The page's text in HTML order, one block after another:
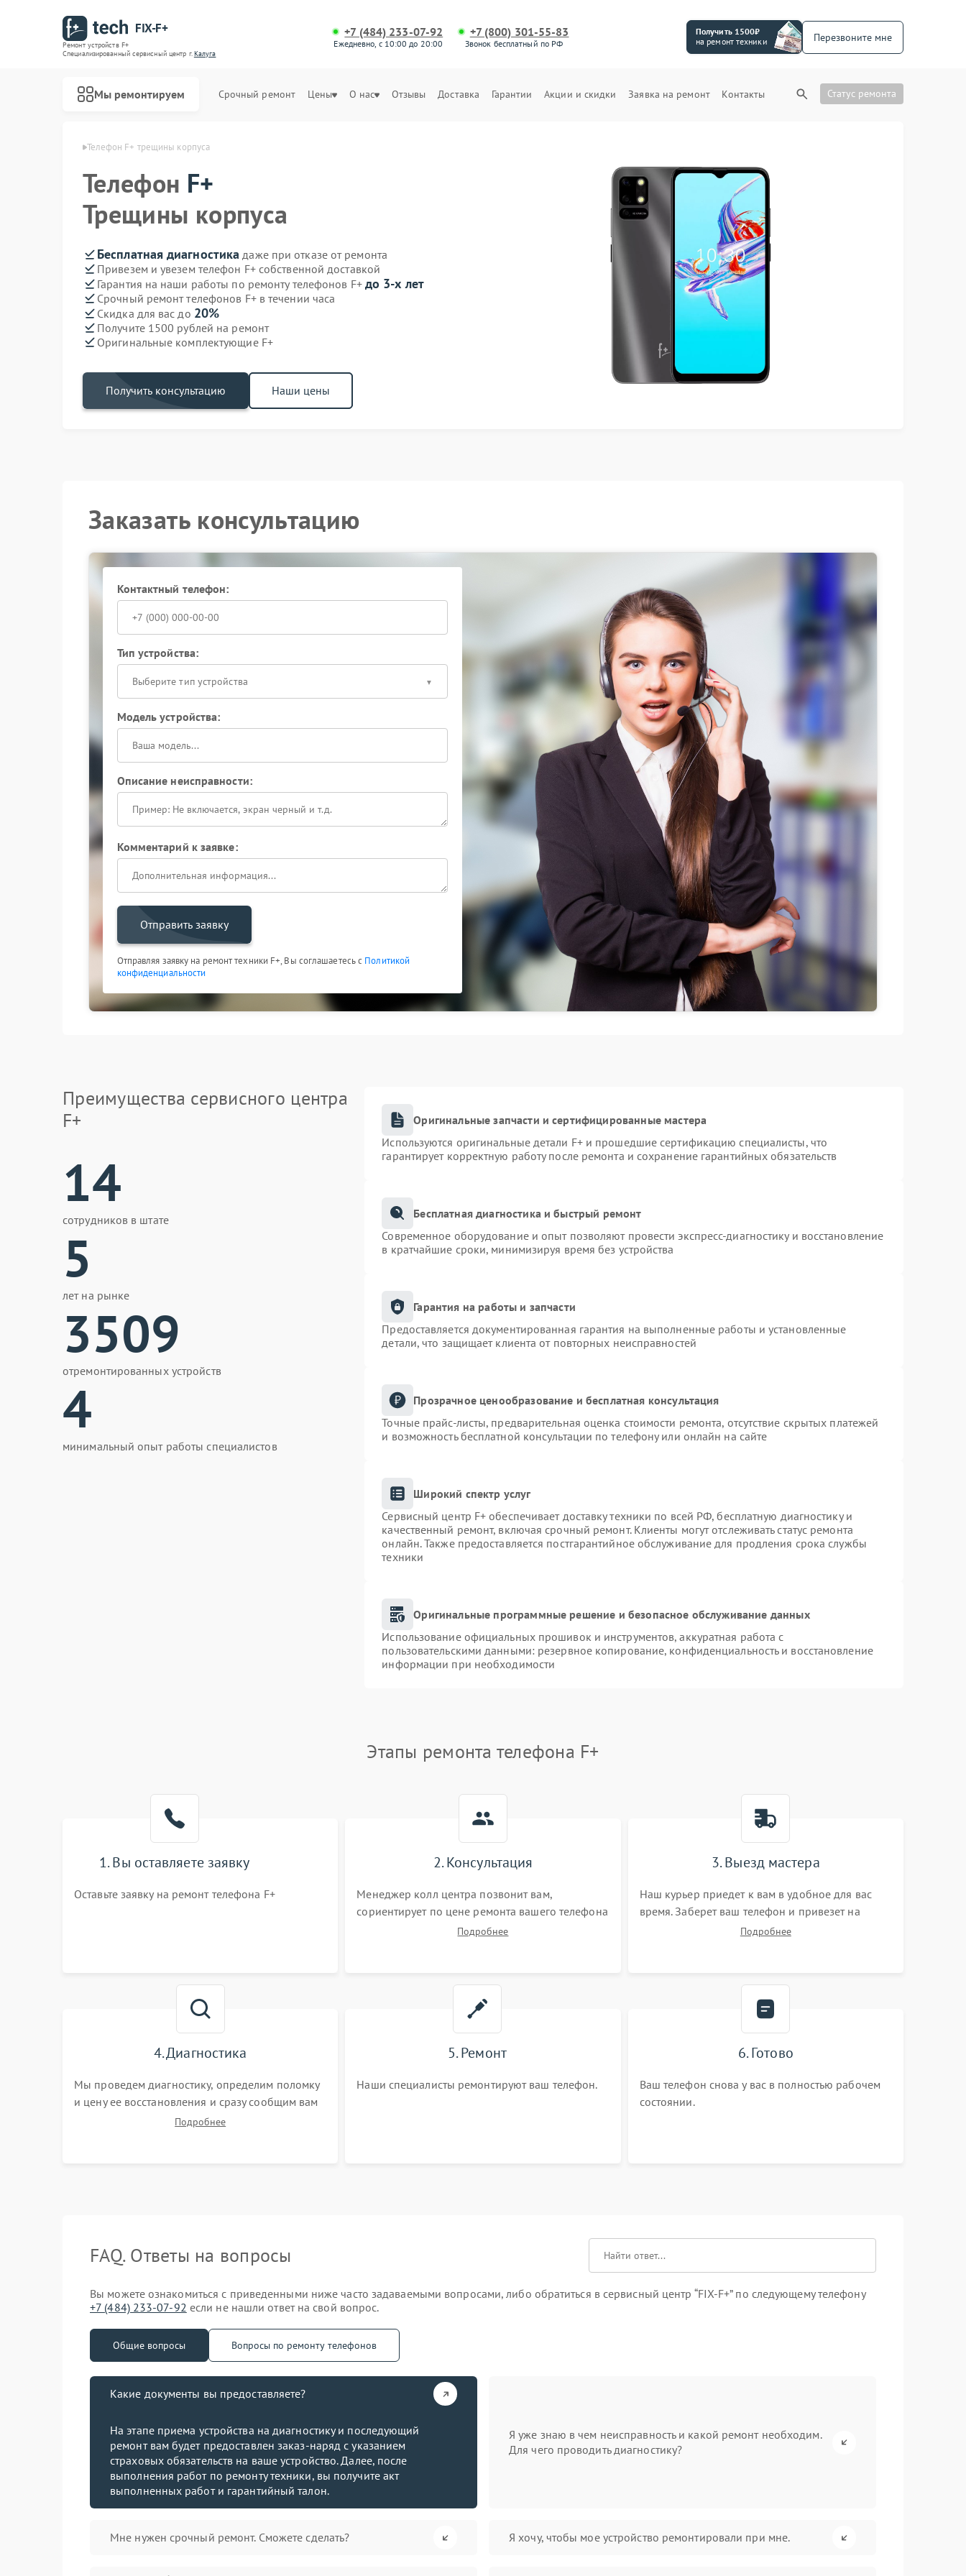
FIX-F+
Ремонт устройств F+
Специализированный cервисный центр г.Калуга
+7 (484) 233-07-92
Ежедневно, с 10:00 до 20:00
+7 (800) 301-55-83
Звонок бесплатный по РФ
Получить 1500₽
на ремонт техники
Перезвоните мне
Мы ремонтируем Срочный ремонт Цены О нас Отзывы Доставка Гарантии Акции и скидки Заявка на ремонт Контакты Статус ремонта
Телефон F+ трещины корпуса
Телефон F+
Трещины корпуса
Бесплатная диагностика даже при отказе от ремонта
Привезем и увезем телефон F+ собственной доставкой
Гарантия на наши работы по ремонту телефонов F+ до 3-х лет
Срочный ремонт телефонов F+ в течении часа
Скидка для вас до 20%
Получите 1500 рублей на ремонт
Оригинальные комплектующие F+
Получить консультацию Наши цены
Заказать консультацию
Контактный телефон:
Тип устройства:
Выберите тип устройства
Модель устройства:
Описание неисправности:
Комментарий к заявке:
Отправить заявку
Отправляя заявку на ремонт техники F+, Вы соглашаетесь с Политикой
конфиденциальности
Преимущества сервисного центра
F+
14
сотрудников в штате
5
лет на рынке
3509
отремонтированных устройств
4
минимальный опыт работы специалистов
Оригинальные запчасти и сертифицированные мастера
Используются оригинальные детали F+ и прошедшие сертификацию специалисты, что
гарантирует корректную работу после ремонта и сохранение гарантийных обязательств
Бесплатная диагностика и быстрый ремонт
Современное оборудование и опыт позволяют провести экспресс-диагностику и восстановление
в кратчайшие сроки, минимизируя время без устройства
Гарантия на работы и запчасти
Предоставляется документированная гарантия на выполненные работы и установленные
детали, что защищает клиента от повторных неисправностей
Прозрачное ценообразование и бесплатная консультация
Точные прайс-листы, предварительная оценка стоимости ремонта, отсутствие скрытых платежей
и возможность бесплатной консультации по телефону или онлайн на сайте
Широкий спектр услуг
Сервисный центр F+ обеспечивает доставку техники по всей РФ, бесплатную диагностику и
качественный ремонт, включая срочный ремонт. Клиенты могут отслеживать статус ремонта
онлайн. Также предоставляется постгарантийное обслуживание для продления срока службы
техники
Оригинальные программные решение и безопасное обслуживание данных
Использование официальных прошивок и инструментов, аккуратная работа с
пользовательскими данными: резервное копирование, конфиденциальность и восстановление
информации при необходимости
Этапы ремонта телефона F+
1. Вы оставляете заявку
Оставьте заявку на ремонт телефона F+
2. Консультация
Менеджер колл центра позвонит вам,
сориентирует по цене ремонта вашего телефона
а также ответит на все ваши вопросы.
Подробнее
3. Выезд мастера
Наш курьер приедет к вам в удобное для вас
время. Заберет ваш телефон и привезет на
склад для диагностики.Подробнее
4. Диагностика
Мы проведем диагностику, определим поломку
и цену ее восстановления и сразу сообщим вам
о сроках ее ремонта.Подробнее
5. Ремонт
Наши специалисты ремонтируют ваш телефон.
6. Готово
Ваш телефон снова у вас в полностью рабочем
состоянии.
FAQ. Ответы на вопросы
Вы можете ознакомиться с приведенными ниже часто задаваемыми вопросами, либо обратиться в сервисный центр “FIX-F+” по следующему телефону
+7 (484) 233-07-92 если не нашли ответ на свой вопрос.
Общие вопросы Вопросы по ремонту телефонов
Какие документы вы предоставляете?
На этапе приема устройства на диагностику и последующий
ремонт вам будет предоставлен заказ-наряд с указанием
страховых обязательств на ваше устройство. Далее, после
выполнения работ по ремонту техники, вы получите акт
выполненных работ и гарантийный талон.
Я уже знаю в чем неисправность и какой ремонт необходим.
Для чего проводить диагностику?
Мне нужен срочный ремонт. Сможете сделать? Я хочу, чтобы мое устройство ремонтировали при мне.